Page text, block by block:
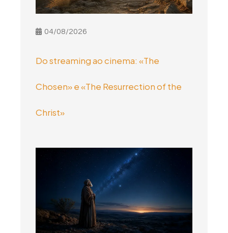
04/08/2026
Do streaming ao cinema: «The
Chosen» e «The Resurrection of the
Christ»